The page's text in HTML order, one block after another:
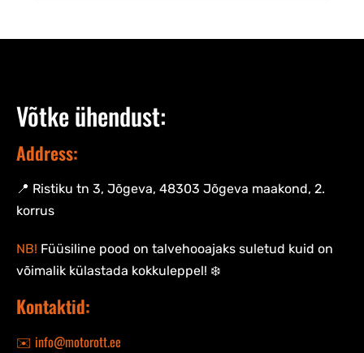
Võtke ühendust:
Address:
📍 Ristiku tn 3, Jõgeva, 48303 Jõgeva maakond, 2.
korrus
NB! Füüsiline pood on talvehooajaks suletud kuid on
võimalik külastada kokkuleppel! ❄️
Kontaktid:
✉️ info@motorott.ee